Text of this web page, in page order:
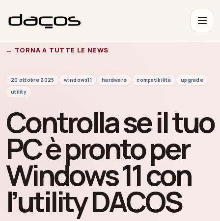
← TORNA A TUTTE LE NEWS
20 ottobre 2025 windows11 hardware compatibilità
upgrade
utility
Controlla se il tuo
PC è pronto per
Windows 11 con
l’utility DACOS